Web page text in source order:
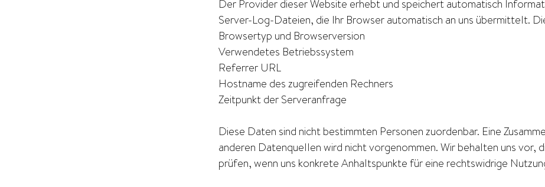
Der Provider dieser Website erhebt und speichert automatisch
Server-Log-Dateien, die Ihr Browser automatisch an uns übermittelt.
Browsertyp und Browserversion
Verwendetes Betriebssystem
Referrer URL
Hostname des zugreifenden Rechners
Zeitpunkt der Serveranfrage
Diese Daten sind nicht bestimmten Personen zuordenbar. Eine
anderen Datenquellen wird nicht vorgenommen. Wir behalten uns vor,
prüfen, wenn uns konkrete Anhaltspunkte für eine rechtswidrige